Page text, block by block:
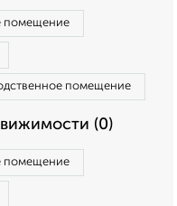
помещение
помещение
(0)
помещение